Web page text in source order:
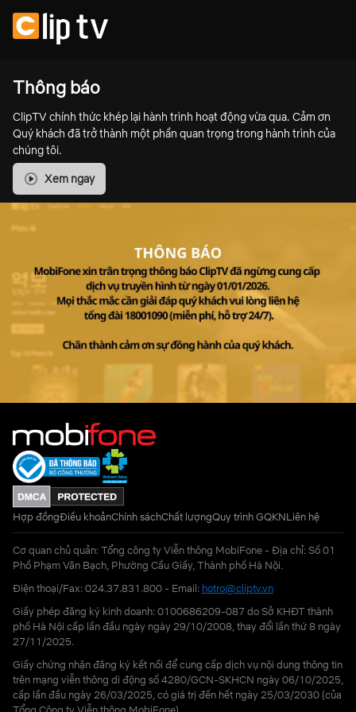
Thông báo
ClipTV chính thức khép lại hành trình hoạt động vừa qua. Cảm ơn
Quý khách đã trở thành một phần quan trọng trong hành trình của
chúng tôi.
Xem ngay
Hợp đồngĐiều khoảnChính sáchChất lượngQuy trình GQKNLiên hệ
Cơ quan chủ quản: Tổng công ty Viễn thông MobiFone - Địa chỉ: Số 01
Phố Phạm Văn Bạch, Phường Cầu Giấy, Thành phố Hà Nội.
Điện thoại/Fax: 024.37.831.800 - Email: hotro@cliptv.vn
Giấy phép đăng ký kinh doanh: 0100686209-087 do Sở KHĐT thành
phố Hà Nội cấp lần đầu ngày ngày 29/10/2008, thay đổi lần thứ 8 ngày
27/11/2025.
Giấy chứng nhận đăng ký kết nối để cung cấp dịch vụ nội dung thông tin
trên mạng viễn thông di động số 4280/GCN-SKHCN ngày 06/10/2025,
cấp lần đầu ngày 26/03/2025, có giá trị đến hết ngày 25/03/2030 (của